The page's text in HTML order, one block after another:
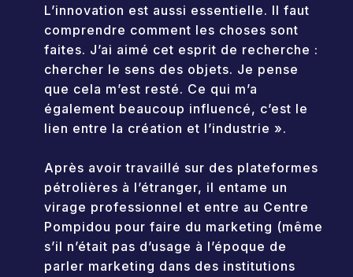
L’innovation est aussi essentielle. Il faut
comprendre comment les choses sont
faites. J’ai aimé cet esprit de recherche :
chercher le sens des objets. Je pense
que cela m’est resté. Ce qui m’a
également beaucoup influencé, c’est le
lien entre la création et l’industrie ».
Après avoir travaillé sur des plateformes
pétrolières à l’étranger, il entame un
virage professionnel et entre au Centre
Pompidou pour faire du marketing (même
s’il n’était pas d’usage à l’époque de
parler marketing dans des institutions